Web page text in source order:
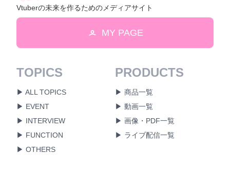
Vtuberの未来を作るためのメディアサイト
MY PAGE
TOPICS
▶ ALL TOPICS
▶ EVENT
▶ INTERVIEW
▶ FUNCTION
▶ OTHERS
PRODUCTS
▶ 商品一覧
▶ 動画一覧
▶ 画像・PDF一覧
▶ ライブ配信一覧